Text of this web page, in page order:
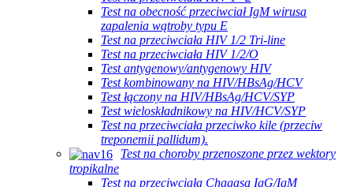
Test na obecność przeciwciał IgM wirusa
zapalenia wątroby typu E
Test na przeciwciała HIV 1/2 Tri-line
Test na przeciwciała HIV 1/2/O
Test antygenowy/antygenowy HIV
Test kombinowany na HIV/HBsAg/HCV
Test łączony na HIV/HBsAg/HCV/SYP
Test wieloskładnikowy na HIV/HCV/SYP
Test na przeciwciała przeciwko kile (przeciw
treponemii pallidum).
Test na choroby przenoszone przez wektory
tropikalne
Test na przeciwciała Chagasa IgG/IgM